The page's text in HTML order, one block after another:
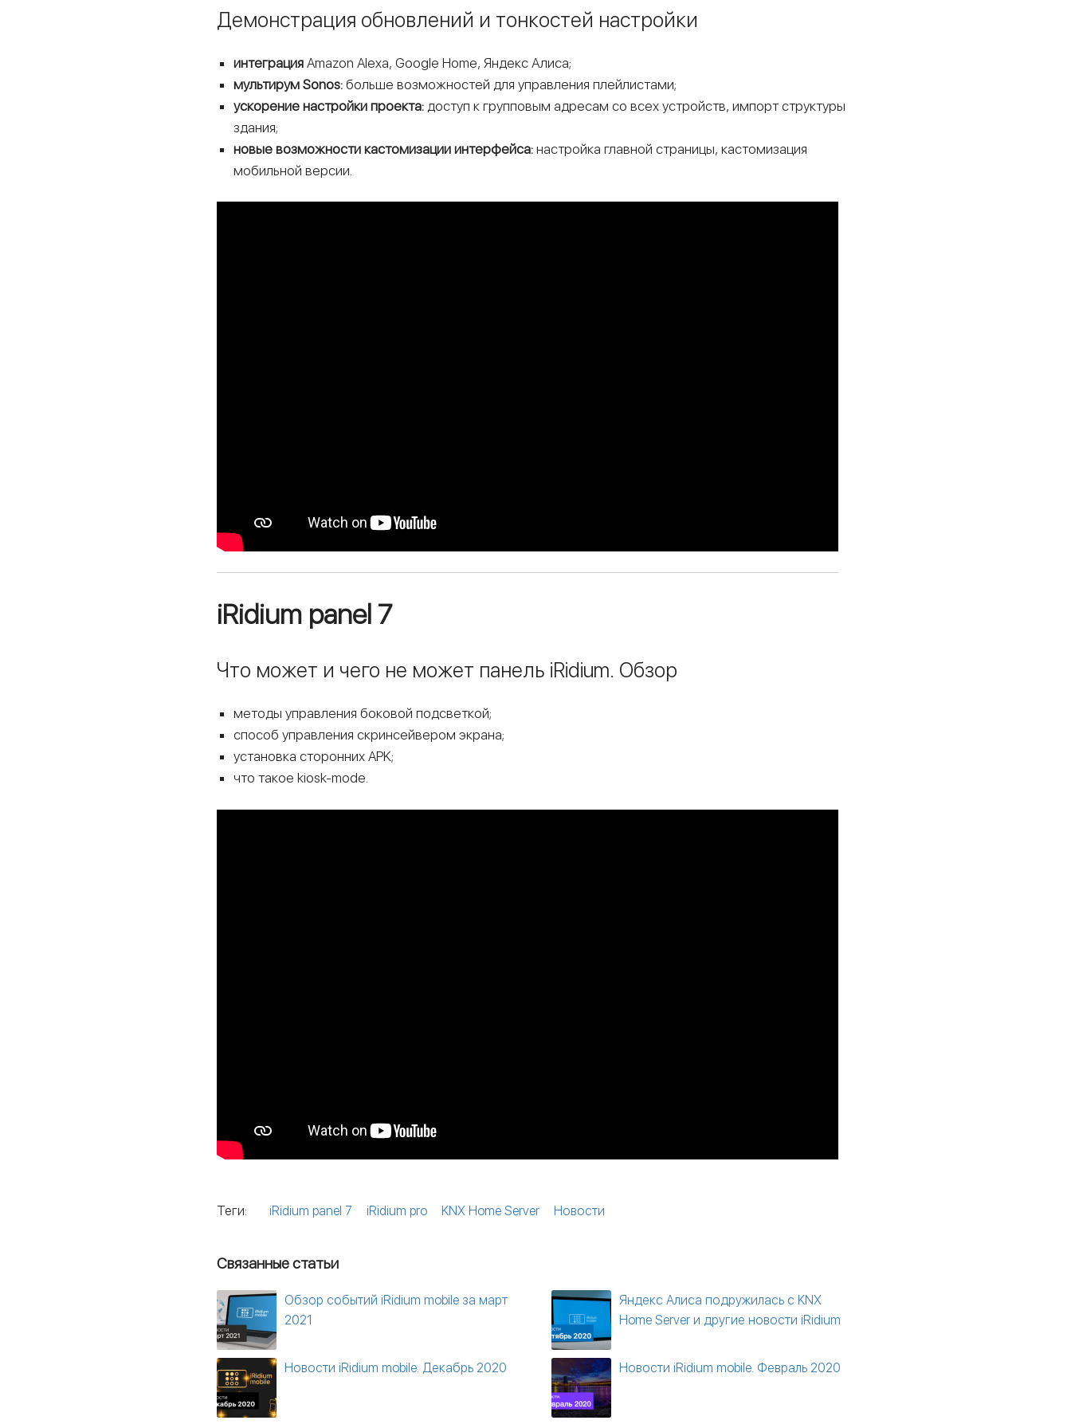
Демонстрация обновлений и тонкостей настройки
интеграция Amazon Alexa, Google Home, Яндекс Алиса;
мультирум Sonos: больше возможностей для управления плейлистами;
ускорение настройки проекта: доступ к групповым адресам со всех устройств, импорт структуры
здания;
новые возможности кастомизации интерфейса: настройка главной страницы, кастомизация
мобильной версии.
iRidium panel 7
Что может и чего не может панель iRidium. Обзор
методы управления боковой подсветкой;
способ управления скринсейвером экрана;
установка сторонних APK;
что такое kiosk-mode.
Теги: iRidium panel 7 iRidium pro KNX Home Server Новости
Связанные статьи
Обзор событий iRidium mobile за март
2021
Новости iRidium mobile. Декабрь 2020
Яндекс Алиса подружилась с KNX
Home Server и другие новости iRidium
Новости iRidium mobile. Февраль 2020